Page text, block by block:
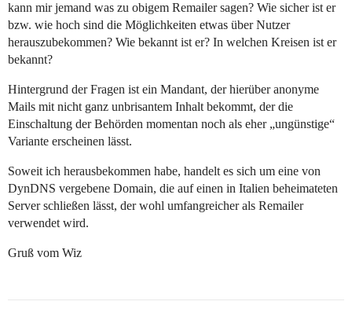
kann mir jemand was zu obigem Remailer sagen? Wie sicher ist er
bzw. wie hoch sind die Möglichkeiten etwas über Nutzer
herauszubekommen? Wie bekannt ist er? In welchen Kreisen ist er
bekannt?
Hintergrund der Fragen ist ein Mandant, der hierüber anonyme
Mails mit nicht ganz unbrisantem Inhalt bekommt, der die
Einschaltung der Behörden momentan noch als eher „ungünstige“
Variante erscheinen lässt.
Soweit ich herausbekommen habe, handelt es sich um eine von
DynDNS vergebene Domain, die auf einen in Italien beheimateten
Server schließen lässt, der wohl umfangreicher als Remailer
verwendet wird.
Gruß vom Wiz